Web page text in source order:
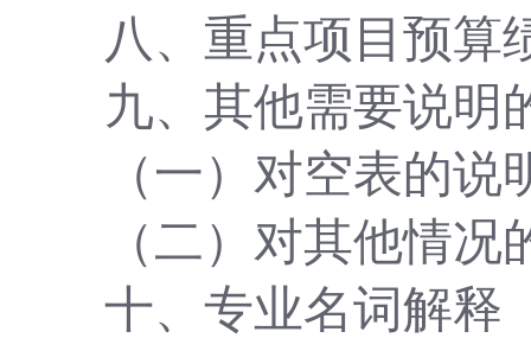
八、重点项目预算
九、其他需要说明
（一）对空表的说
（二）对其他情况
十、专业名词解释